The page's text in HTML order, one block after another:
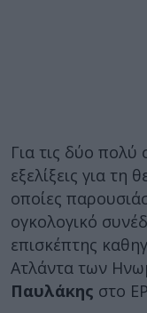
Για τις δύο πολύ
εξελίξεις για τη
οποίες
ογκολογικό
επισκέπτης
Ατλάντα των
Παυλάκης στο